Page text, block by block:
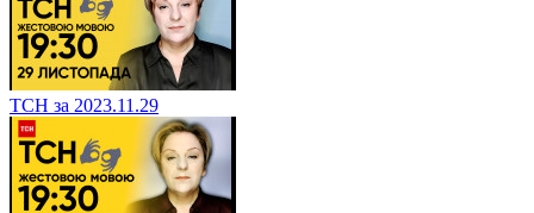
ТСН за 2023.11.29